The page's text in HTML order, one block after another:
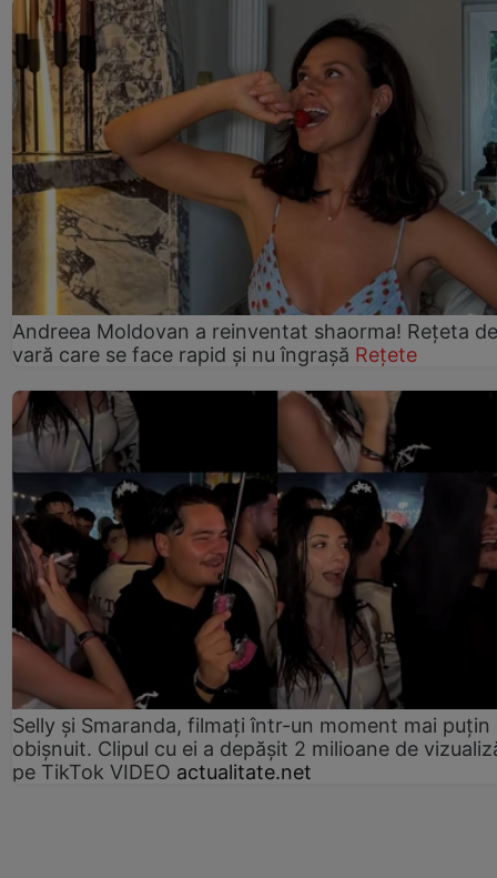
Andreea Moldovan a reinventat shaorma! Rețeta de
vară care se face rapid și nu îngrașă Rețete
Selly și Smaranda, filmați într-un moment mai puțin
obișnuit. Clipul cu ei a depășit 2 milioane de
pe TikTok VIDEO actualitate.net